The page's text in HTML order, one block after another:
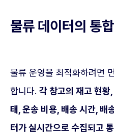
물류 데이터의 통
물류 운영을 최적화하려면
합니다. 각 창고의 재고 현황
태, 운송 비용, 배송 시간, 배
터가 실시간으로 수집되고